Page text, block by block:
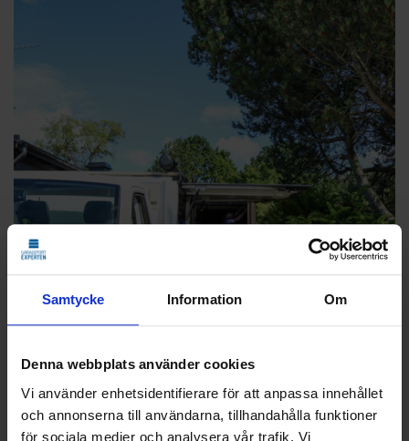
Samtycke Information Om
Denna webbplats använder cookies
Vi använder enhetsidentifierare för att anpassa innehållet
och annonserna till användarna, tillhandahålla funktioner
för sociala medier och analysera vår trafik. Vi